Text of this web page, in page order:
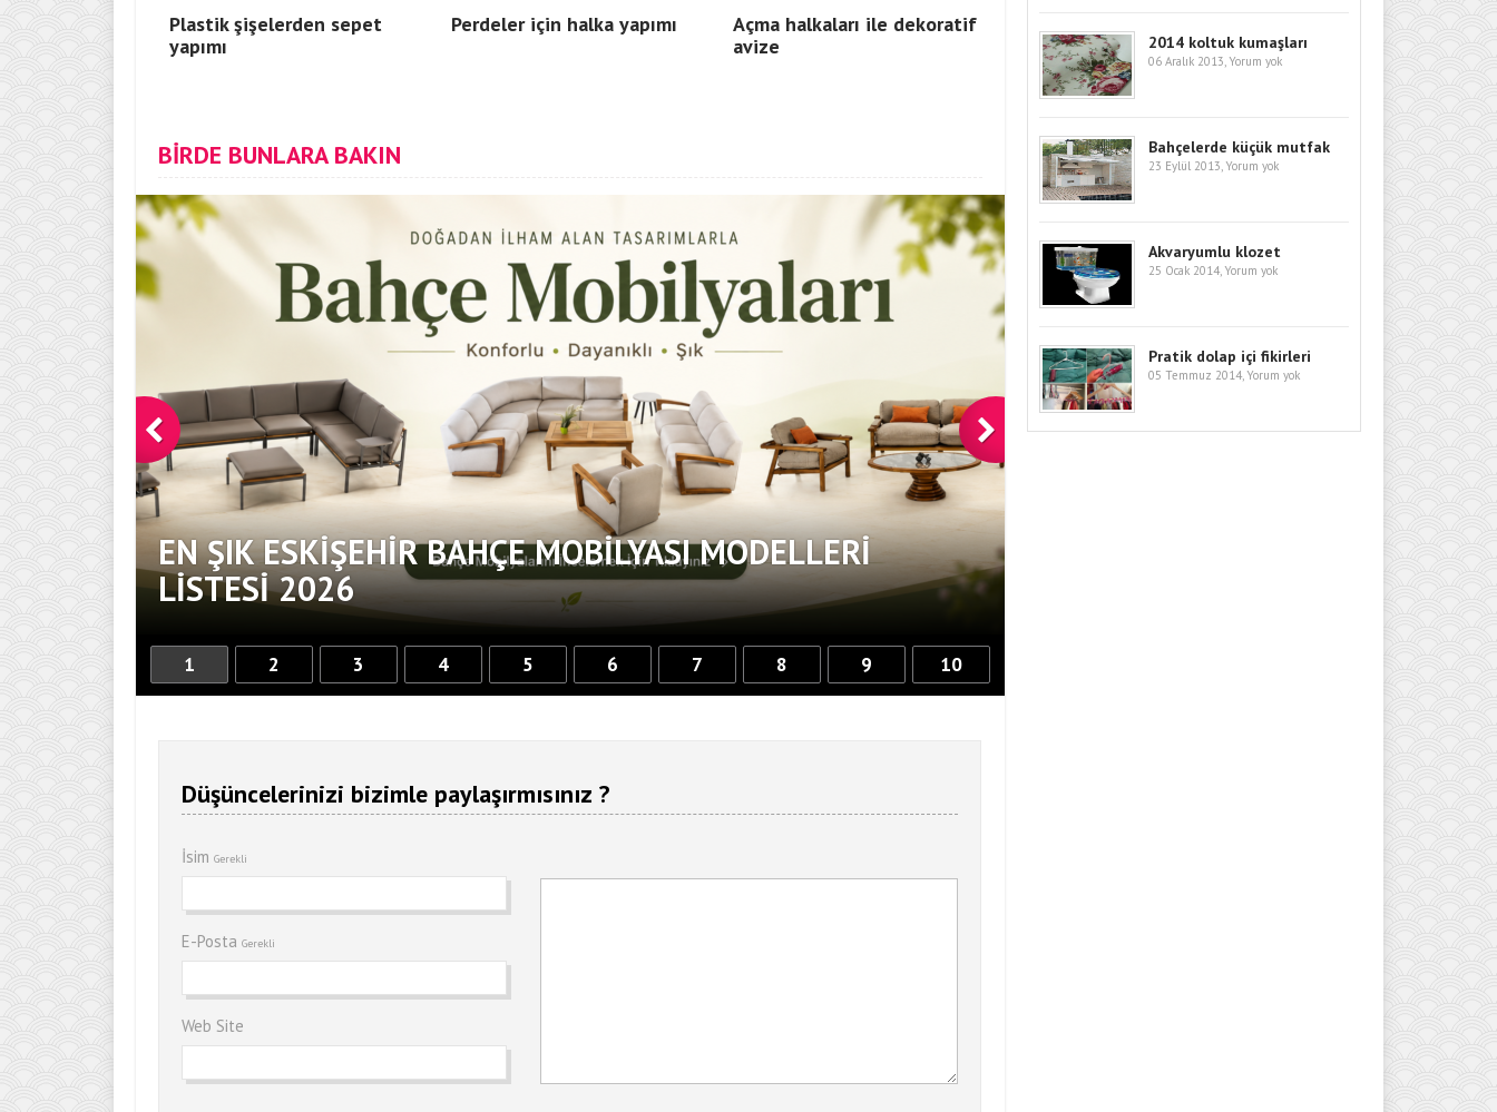
Plastik şişelerden sepet
yapımı
Perdeler için halka yapımı
Açma halkaları ile dekoratif
avize
BİRDE BUNLARA BAKIN
EN ŞIK ESKIŞEHIR BAHÇE MOBILYASI MODELLERI
LISTESI 2026
EVINIZIN ATMOSFERINI
MODELLERI VE DEKORASYON
1 2 3 4 5 6 7 8 9 10
Düşüncelerinizi bizimle paylaşırmısınız ?
İsim Gerekli
E-Posta Gerekli
Web Site
2014 koltuk kumaşları
06 Aralık 2013, Yorum yok
Bahçelerde küçük mutfak
23 Eylül 2013, Yorum yok
Akvaryumlu klozet
25 Ocak 2014, Yorum yok
Pratik dolap içi fikirleri
05 Temmuz 2014, Yorum yok